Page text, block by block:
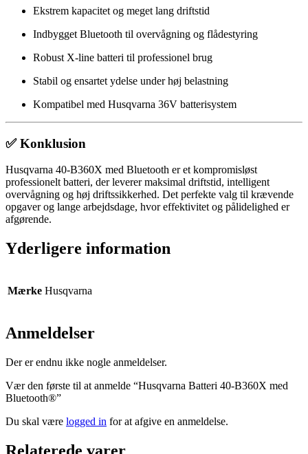
Ekstrem kapacitet og meget lang driftstid
Indbygget Bluetooth til overvågning og flådestyring
Robust X-line batteri til professionel brug
Stabil og ensartet ydelse under høj belastning
Kompatibel med Husqvarna 36V batterisystem
✅ Konklusion
Husqvarna 40-B360X med Bluetooth er et kompromisløst
professionelt batteri, der leverer maksimal driftstid, intelligent
overvågning og høj driftssikkerhed. Det perfekte valg til krævende
opgaver og lange arbejdsdage, hvor effektivitet og pålidelighed er
afgørende.
Yderligere information
Mærke Husqvarna
Anmeldelser
Der er endnu ikke nogle anmeldelser.
Vær den første til at anmelde “Husqvarna Batteri 40-B360X med
Bluetooth®”
Du skal være logged in for at afgive en anmeldelse.